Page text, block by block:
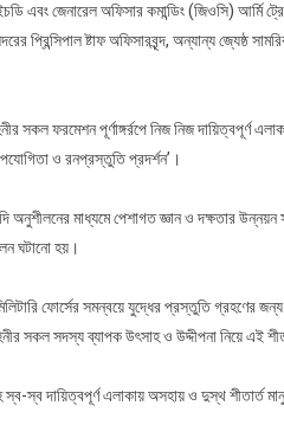
জেনারেল অফিসার কমান্ডিং (জিওসি) আর্মি
ষ্টাফ অফিসারবৃন্দ, অন্যান্য জ্যেষ্ঠ সামরিক
সকল ফরমেশন পূর্ণাঙ্গর্রপে নিজ নিজ দায়িত্বপূর্ণ
ও রনপ্রস্তুতি প্রদর্শন’।
অনুশীলনের মাধ্যমে পেশাগত জ্ঞান ও দক্ষতার
ঘটানো হয়।
ফোর্সের সমন্বয়ে যুদ্ধের প্রস্তুতি গ্রহণের
সকল সদস্য ব্যাপক উৎসাহ ও উদ্দীপনা নিয়ে এই
স্ব দায়িত্বপূর্ণ এলাকায় অসহায় ও দুস্থ শীতার্ত